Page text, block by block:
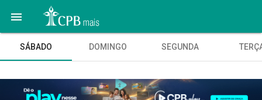

SÁBADO DOMINGO SEGUNDA